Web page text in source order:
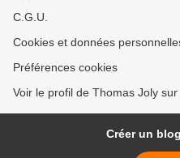
C.G.U.
Cookies et données
Préférences cookies
Voir le profil de Thomas Joly
Créer un